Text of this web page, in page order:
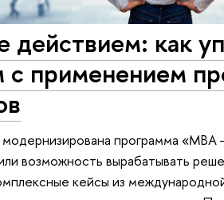
действием: как
с применением
модернизирована программа «МВА
возможность вырабатывать
кейсы из